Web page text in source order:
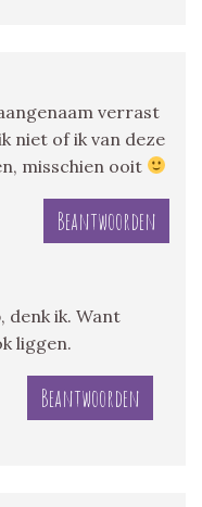
verrast
niet of ik van deze
misschien ooit
Beantwoorden
denk ik. Want
liggen.
Beantwoorden